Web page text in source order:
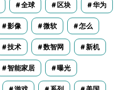
全球 区块 华为
影像 微软 怎么
技术 数智网 新机
智能家居 曝光